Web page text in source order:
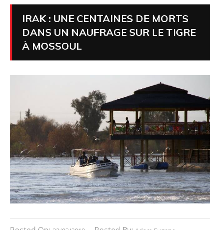
IRAK : UNE CENTAINES DE MORTS
DANS UN NAUFRAGE SUR LE TIGRE
À MOSSOUL